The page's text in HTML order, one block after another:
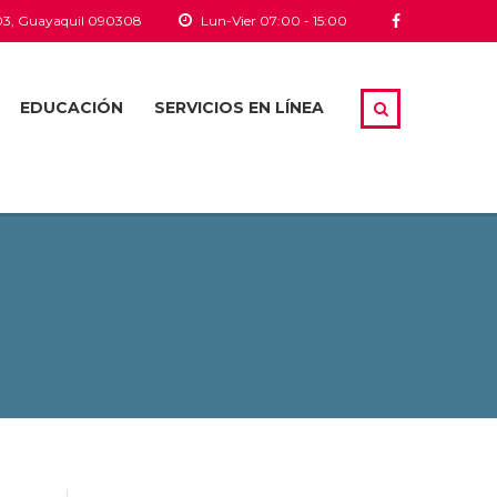
Lun-Vier 07:00 - 15:00
Guayaquil 090308
EDUCACIÓN SERVICIOS EN LÍNEA